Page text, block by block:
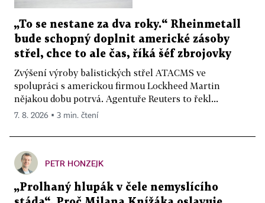
„To se nestane za dva roky.“ Rheinmetall
bude schopný doplnit americké zásoby
střel, chce to ale čas, říká šéf zbrojovky
Zvýšení výroby balistických střel ATACMS ve
spolupráci s americkou firmou Lockheed Martin
nějakou dobu potrvá. Agentuře Reuters to řekl...
7. 8. 2026 ▪ 3 min. čtení
PETR HONZEJK
„Prolhaný hlupák v čele nemyslícího